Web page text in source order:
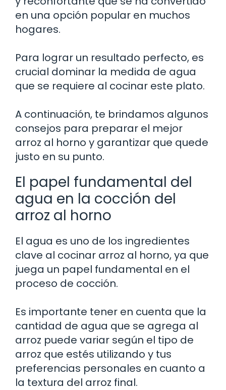
en una opción popular en muchos
hogares.
Para lograr un resultado perfecto, es
crucial dominar la medida de agua
que se requiere al cocinar este plato.
A continuación, te brindamos algunos
consejos para preparar el mejor
arroz al horno y garantizar que quede
justo en su punto.
El papel fundamental del
agua en la cocción del
arroz al horno
El agua es uno de los ingredientes
clave al cocinar arroz al horno, ya que
juega un papel fundamental en el
proceso de cocción.
Es importante tener en cuenta que la
cantidad de agua que se agrega al
arroz puede variar según el tipo de
arroz que estés utilizando y tus
preferencias personales en cuanto a
la textura del arroz final.